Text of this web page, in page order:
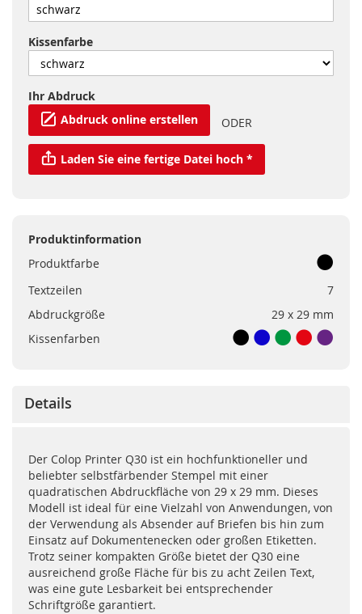
Kissenfarbe
Ihr Abdruck
Abdruck online erstellen
ODER
Laden Sie eine fertige Datei hoch *
Produktinformation
Produktfarbe
Textzeilen
7
Abdruckgröße
29 x 29 mm
Kissenfarben
Details
Der Colop Printer Q30 ist ein hochfunktioneller und
beliebter selbstfärbender Stempel mit einer
quadratischen Abdruckfläche von 29 x 29 mm. Dieses
Modell ist ideal für eine Vielzahl von Anwendungen, von
der Verwendung als Absender auf Briefen bis hin zum
Einsatz auf Dokumentenecken oder großen Etiketten.
Trotz seiner kompakten Größe bietet der Q30 eine
ausreichend große Fläche für bis zu acht Zeilen Text,
was eine gute Lesbarkeit bei entsprechender
Schriftgröße garantiert.